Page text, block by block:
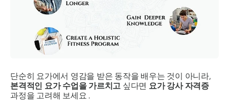
단순히 요가에서 영감을 받은 동작을 배우는 것이 아니라,
본격적인 요가 수업을 가르치고 싶다면 요가 강사 자격증
과정을 고려해 보세요 .